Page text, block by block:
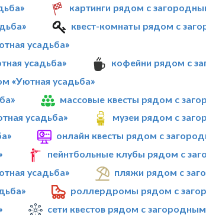
картинги рядом с
квест-комнаты рядом с
усадьба»
усадьба»
кофейни рядом с
«Уютная усадьба»
массовые квесты рядом с
усадьба»
музеи рядом с
онлайн квесты рядом с
пейнтбольные клубы рядом с
усадьба»
пляжи рядом с
роллердромы рядом с
сети квестов рядом с